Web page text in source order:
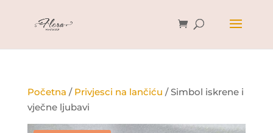
Početna / Privjesci na lančiću / Simbol iskrene i
vječne ljubavi